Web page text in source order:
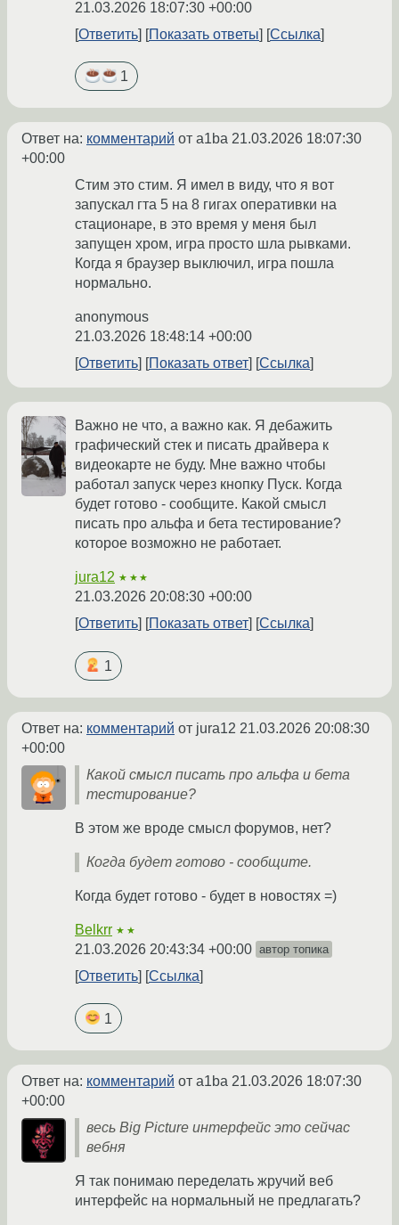
21.03.2026 18:07:30 +00:00
Ответить
Показать ответы Ссылка
1
Ответ на: комментарий от a1ba 21.03.2026 18:07:30
+00:00
Стим это стим. Я имел в виду, что я вот
запускал гта 5 на 8 гигах оперативки на
стационаре, в это время у меня был
запущен хром, игра просто шла рывками.
Когда я браузер выключил, игра пошла
нормально.
anonymous
21.03.2026 18:48:14 +00:00
Ответить
Показать ответ Ссылка
Важно не что, а важно как. Я дебажить
графический стек и писать драйвера к
видеокарте не буду. Мне важно чтобы
работал запуск через кнопку Пуск. Когда
будет готово - сообщите. Какой смысл
писать про альфа и бета тестирование?
которое возможно не работает.
jura12 ★★★
21.03.2026 20:08:30 +00:00
Ответить
Показать ответ Ссылка
1
Ответ на: комментарий от jura12 21.03.2026 20:08:30
+00:00
Какой смысл писать про альфа и бета
тестирование?
В этом же вроде смысл форумов, нет?
Когда будет готово - сообщите.
Когда будет готово - будет в новостях =)
Belkrr ★★
21.03.2026 20:43:34 +00:00 автор топика
Ответить Ссылка
1
Ответ на: комментарий от a1ba 21.03.2026 18:07:30
+00:00
весь Big Picture интерфейс это сейчас
вебня
Я так понимаю переделать жручий веб
интерфейс на нормальный не предлагать?